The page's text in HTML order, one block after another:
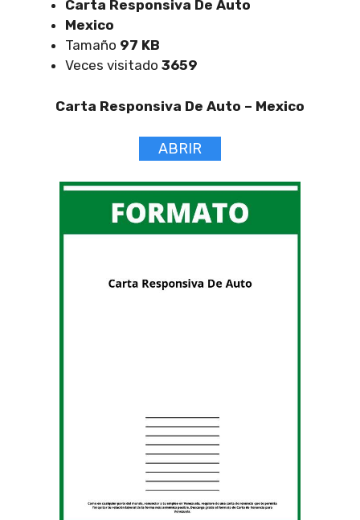
Carta Responsiva De Auto
Mexico
Tamaño 97 KB
Veces visitado 3659
Carta Responsiva De Auto – Mexico
ABRIR